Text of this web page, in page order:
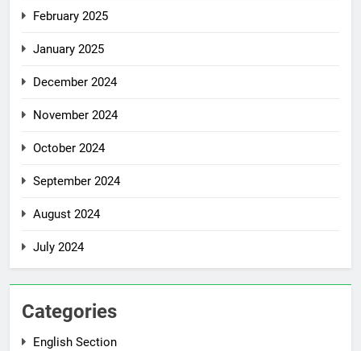
February 2025
January 2025
December 2024
November 2024
October 2024
September 2024
August 2024
July 2024
Categories
English Section